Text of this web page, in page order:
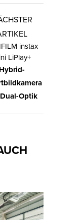
instax
LiPlay+
Hybrid-
Optik